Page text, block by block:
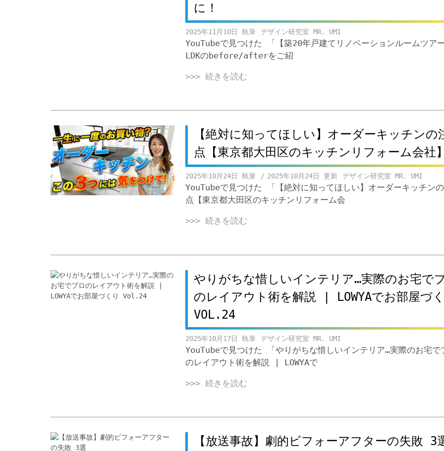
に！
2025年11月10日 デザイン研究室 MR. UMI
YouTubeで見つけた 「【築20年戸建てリノベーションルームツアー
LDKのbefore/afterをご紹
>>> 続きを読む
【絶対に知ってほしい】オーダーキッチンの
点【東京都大田区のキッチンリフォーム会社】
2025年10月24日 2025年10月24日 デザイン研究室 MR. UMI
YouTubeで見つけた 「【絶対に知ってほしい】オーダーキッチン
点【東京都大田区のキッチンリフォーム会
>>> 続きを読む
やりがちな惜しいインテリア…実際のお宅で
のレイアウト術を解説 | LOWYAでお部屋づ
VOL.24
2025年10月17日 デザイン研究室 MR. UMI
YouTubeで見つけた 「やりがちな惜しいインテリア…実際のお宅で
のレイアウト術を解説 | LOWYAで
>>> 続きを読む
【放送事故】劇的ビフォーアフターの失敗 3